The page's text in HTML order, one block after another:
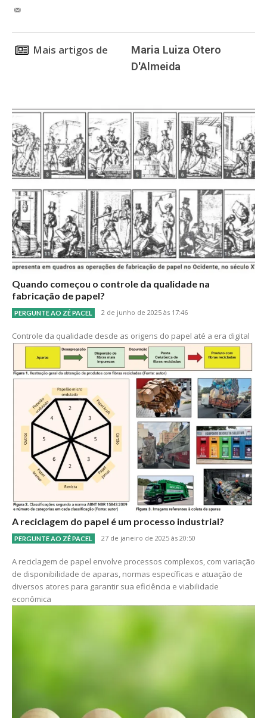
Mais artigos de
Maria Luiza Otero
D'Almeida
Quando começou o controle da qualidade na
fabricação de papel?
PERGUNTE AO ZÉ PACEL 2 de junho de 2025 às 17:46
Controle da qualidade desde as origens do papel até a era digital
A reciclagem do papel é um processo industrial?
PERGUNTE AO ZÉ PACEL 27 de janeiro de 2025 às 20:50
A reciclagem de papel envolve processos complexos, com variação
de disponibilidade de aparas, normas específicas e atuação de
diversos atores para garantir sua eficiência e viabilidade
econômica